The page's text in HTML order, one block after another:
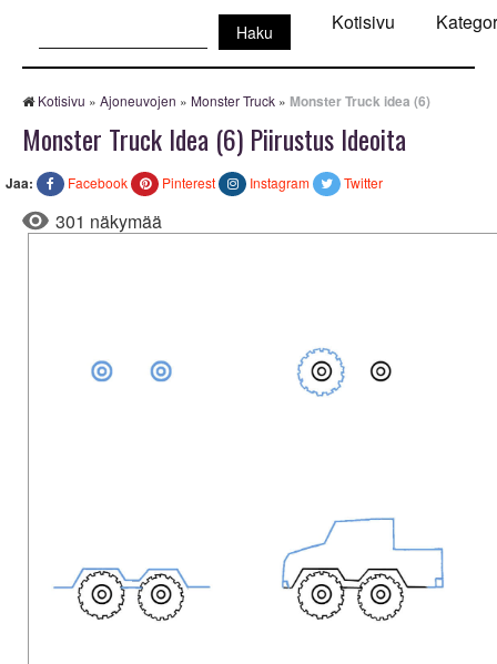
Kotisivu
Kotisivu » Ajoneuvojen » Monster Truck » Monster Truck idea (6)
Monster Truck Idea (6) Piirustus Ideoita
Jaa: Facebook Pinterest Instagram Twitter
301 näkymää